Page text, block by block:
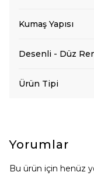
Kumaş Yapısı
Desenli - Düz
Ürün Tipi
Yorumlar
Bu ürün için henüz